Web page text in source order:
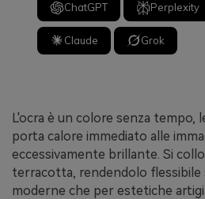
ChatGPT Perplexity
Claude Grok
L'ocra è un colore senza tempo,
porta calore immediato alle
eccessivamente brillante. Si
terracotta, rendendolo flessibile
moderne che per estetiche